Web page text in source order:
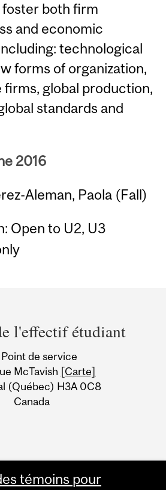
both firm
and economic
technological
forms of organization,
firms, global production,
standards and
2016
Aleman, Paola (Fall)
Open to U2, U3
l'effectif étudiant
de service
McTavish [Carte]
(Québec) H3A 0C8
Canada
témoins pour